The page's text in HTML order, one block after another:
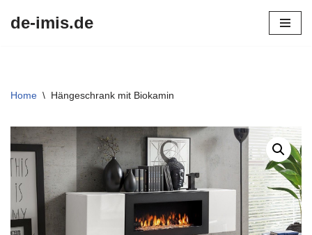
de-imis.de
Home \ Hängeschrank mit Biokamin